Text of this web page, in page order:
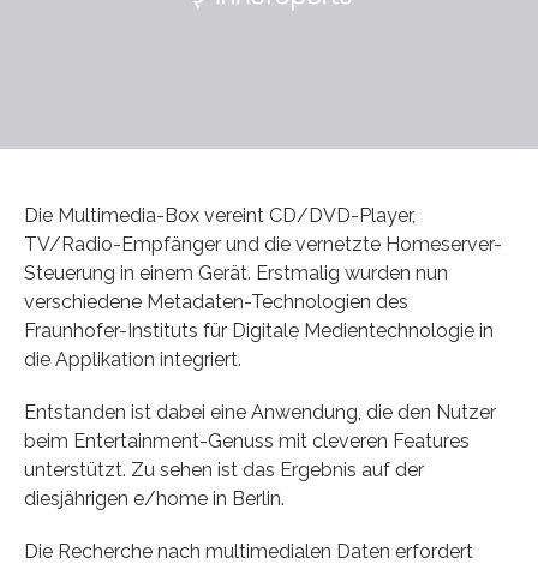
Die Multimedia-Box vereint CD/DVD-Player,
TV/Radio-Empfänger und die vernetzte Homeserver-
Steuerung in einem Gerät. Erstmalig wurden nun
verschiedene Metadaten-Technologien des
Fraunhofer-Instituts für Digitale Medientechnologie in
die Applikation integriert.
Entstanden ist dabei eine Anwendung, die den Nutzer
beim Entertainment-Genuss mit cleveren Features
unterstützt. Zu sehen ist das Ergebnis auf der
diesjährigen e/home in Berlin.
Die Recherche nach multimedialen Daten erfordert